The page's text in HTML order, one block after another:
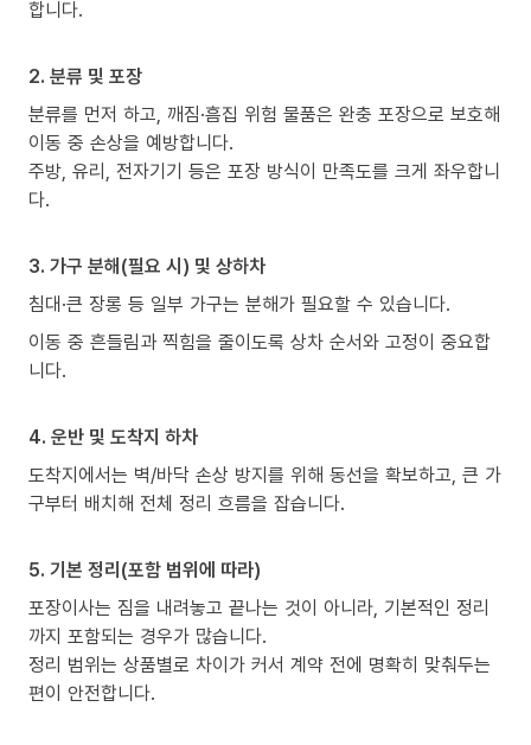
합니다.
2. 분류 및 포장
분류를 먼저 하고, 깨짐·흠집 위험 물품은 완충 포장으로 보호해
이동 중 손상을 예방합니다.
주방, 유리, 전자기기 등은 포장 방식이 만족도를 크게 좌우합니
다.
3. 가구 분해(필요 시) 및 상하차
침대·큰 장롱 등 일부 가구는 분해가 필요할 수 있습니다.
이동 중 흔들림과 찍힘을 줄이도록 상차 순서와 고정이 중요합
니다.
4. 운반 및 도착지 하차
도착지에서는 벽/바닥 손상 방지를 위해 동선을 확보하고, 큰 가
구부터 배치해 전체 정리 흐름을 잡습니다.
5. 기본 정리(포함 범위에 따라)
포장이사는 짐을 내려놓고 끝나는 것이 아니라, 기본적인 정리
까지 포함되는 경우가 많습니다.
정리 범위는 상품별로 차이가 커서 계약 전에 명확히 맞춰두는
편이 안전합니다.